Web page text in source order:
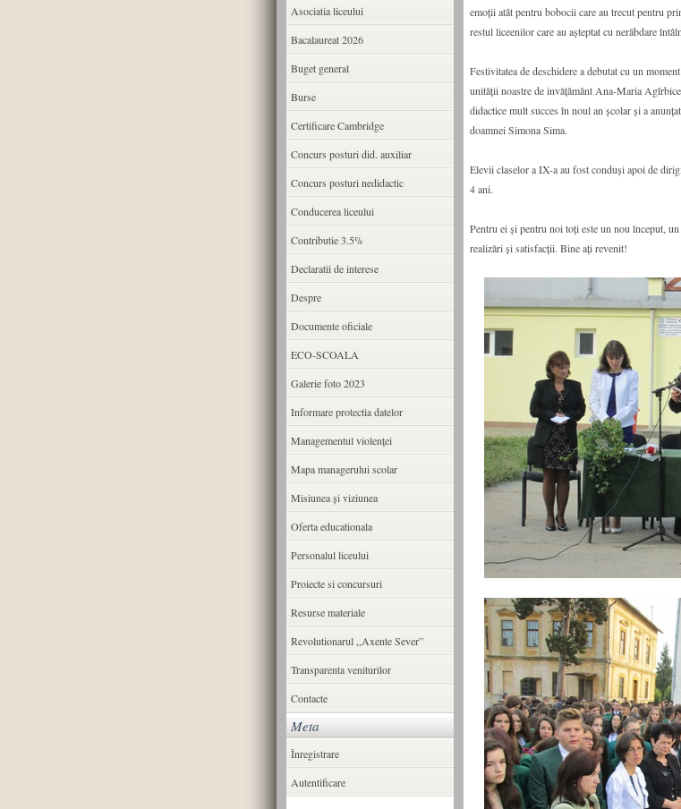
emoţii atât pentru bobocii care au trecut pentru
restul liceenilor care au aşteptat cu nerăbdare
Festivitatea de deschidere a debutat cu un
unităţii noastre de invăţământ Ana-Maria
didactice mult succes în noul an şcolar şi a
doamnei Simona Sima.
Elevii claselor a IX-a au fost conduşi apoi de
4 ani.
Pentru ei şi pentru noi toţi este un nou început,
realizări şi satisfacţii. Bine aţi revenit!
Asociatia liceului
Bacalaureat 2026
Buget general
Burse
Certificare Cambridge
Concurs posturi did. auxiliar
Concurs posturi nedidactic
Conducerea liceului
Contributie 3.5%
Declaratii de interese
Despre
Documente oficiale
ECO-SCOALA
Galerie foto 2023
Informare protectia datelor
Managementul violenței
Mapa managerului scolar
Misiunea şi viziunea
Oferta educationala
Personalul liceului
Proiecte si concursuri
Resurse materiale
Revolutionarul ,,Axente Sever”
Transparenta veniturilor
Contacte
Meta
Înregistrare
Autentificare